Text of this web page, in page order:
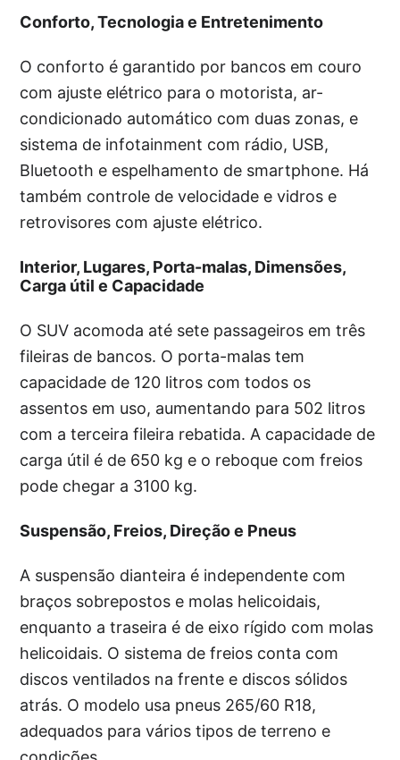
Conforto, Tecnologia e Entretenimento
O conforto é garantido por bancos em couro
com ajuste elétrico para o motorista, ar-
condicionado automático com duas zonas, e
sistema de infotainment com rádio, USB,
Bluetooth e espelhamento de smartphone. Há
também controle de velocidade e vidros e
retrovisores com ajuste elétrico.
Interior, Lugares, Porta-malas, Dimensões,
Carga útil e Capacidade
O SUV acomoda até sete passageiros em três
fileiras de bancos. O porta-malas tem
capacidade de 120 litros com todos os
assentos em uso, aumentando para 502 litros
com a terceira fileira rebatida. A capacidade de
carga útil é de 650 kg e o reboque com freios
pode chegar a 3100 kg.
Suspensão, Freios, Direção e Pneus
A suspensão dianteira é independente com
braços sobrepostos e molas helicoidais,
enquanto a traseira é de eixo rígido com molas
helicoidais. O sistema de freios conta com
discos ventilados na frente e discos sólidos
atrás. O modelo usa pneus 265/60 R18,
adequados para vários tipos de terreno e